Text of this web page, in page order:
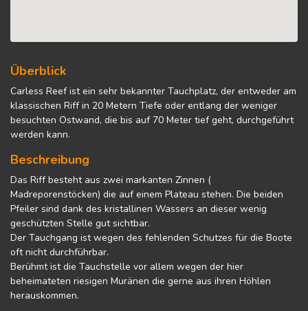
Überblick
Carless Reef ist ein sehr bekannter Tauchplatz, der entweder am
klassischen Riff in 20 Metern Tiefe oder entlang der weniger
besuchten Ostwand, die bis auf 70 Meter tief geht, durchgeführt
werden kann.
Beschreibung
Das Riff besteht aus zwei markanten Zinnen (
Madreporenstöcken) die auf einem Plateau stehen. Die beiden
Pfeiler sind dank des kristallinen Wassers an dieser wenig
geschützten Stelle gut sichtbar.
Der Tauchgang ist wegen des fehlenden Schutzes für die Boote
oft nicht durchführbar.
Berühmt ist die Tauchstelle vor allem wegen der hier
beheimateten riesigen Muränen die gerne aus ihren Höhlen
herauskommen.